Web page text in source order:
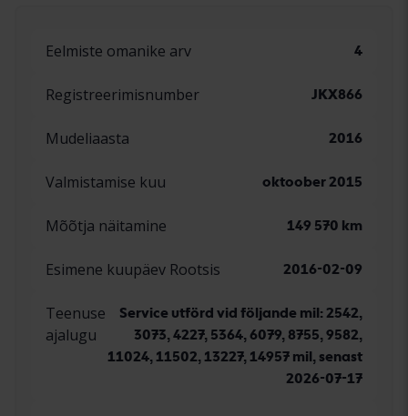
Eelmiste omanike arv 4
Registreerimisnumber JKX866
Mudeliaasta 2016
Valmistamise kuu oktoober 2015
Mõõtja näitamine 149 570 km
Esimene kuupäev Rootsis 2016-02-09
Teenuse
ajalugu
Service utförd vid följande mil: 2542,
3073, 4227, 5364, 6079, 8755, 9582,
11024, 11502, 13227, 14957 mil, senast
2026-07-17